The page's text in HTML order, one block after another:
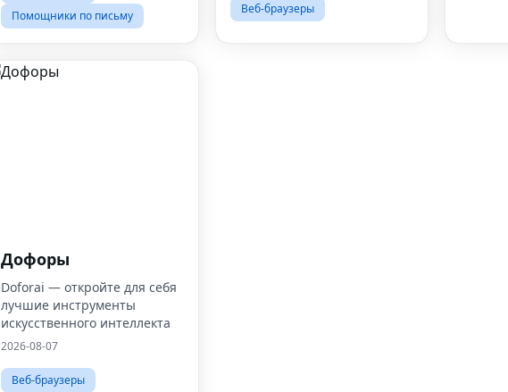
Помощники по письму
Веб-браузеры
Дофоры
Doforai — откройте для себя
лучшие инструменты
искусственного интеллекта
2026-08-07
Веб-браузеры